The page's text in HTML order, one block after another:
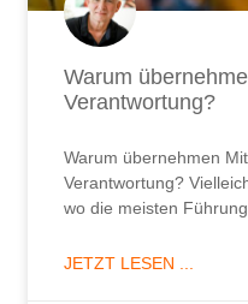
Warum
Verantwortung?
Warum übernehmen
Verantwortung?
wo die meisten
JETZT LESEN ...